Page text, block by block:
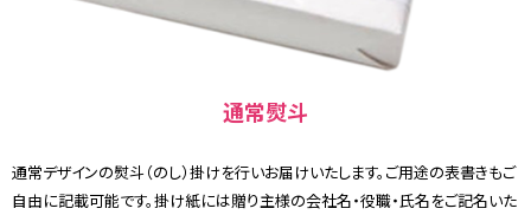
通常熨斗
通常デザインの熨斗（のし）掛けを行いお届けいたします。ご用途の表書きもご
自由に記載可能です。掛け紙には贈り主様の会社名・役職・氏名をご記名いた